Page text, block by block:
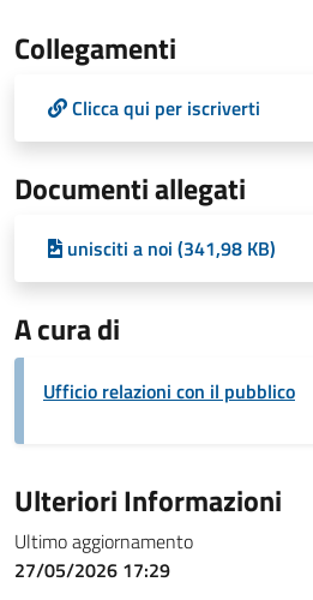
Collegamenti
Clicca qui per iscriverti
Documenti allegati
unisciti a noi (341,98 KB)
A cura di
Ufficio relazioni con il pubblico
Ulteriori Informazioni
Ultimo aggiornamento
27/05/2026 17:29